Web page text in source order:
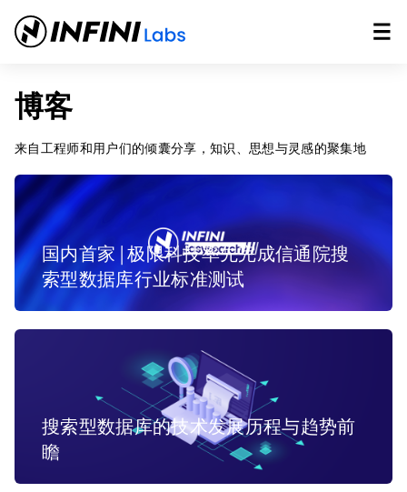
博客
来自工程师和用户们的倾囊分享，知识、思想与灵感的聚集地
国内首家 | 极限科技率先完成信通院搜
索型数据库行业标准测试
搜索型数据库的技术发展历程与趋势前
瞻